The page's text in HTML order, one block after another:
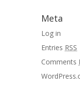
Meta
Log in
Entries RSS
Comments